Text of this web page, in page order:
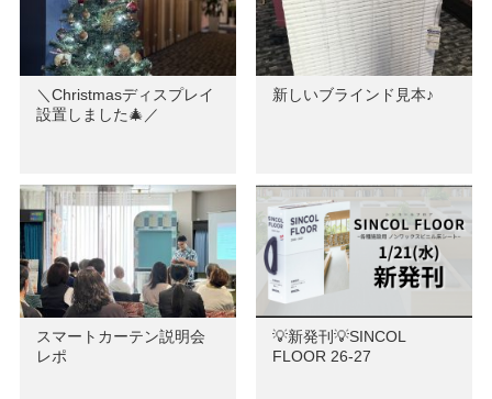
＼Christmasディスプレイ
設置しました🎄／
新しいブラインド見本♪
スマートカーテン説明会
レポ
💡新発刊💡SINCOL
FLOOR 26-27